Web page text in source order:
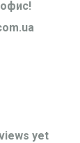
yet